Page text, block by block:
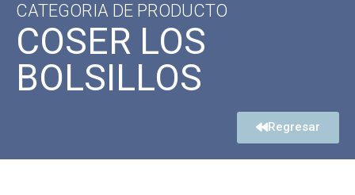
CATEGORIA DE PRODUCTO
COSER LOS
BOLSILLOS
Regresar